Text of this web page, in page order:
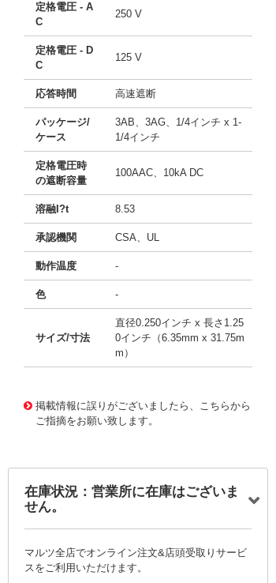
定格電圧 - A
C
250 V
定格電圧 - D
C
125 V
応答時間 高速遮断
パッケージ/
ケース
3AB、3AG、1/4インチ x 1-
1/4インチ
定格電圧時
の遮断容量
100AAC、10kA DC
溶融I?t 8.53
承認機関 CSA、UL
動作温度 -
色 -
サイズ/寸法
直径0.250インチ x 長さ1.25
0インチ（6.35mm x 31.75m
m）
掲載情報に誤りがございましたら、こちらから
ご指摘をお願い致します。
在庫状況：営業所に在庫はございま
せん。
マルツ全店でオンライン注文&店頭受取りサービ
スをご利用いただけます。